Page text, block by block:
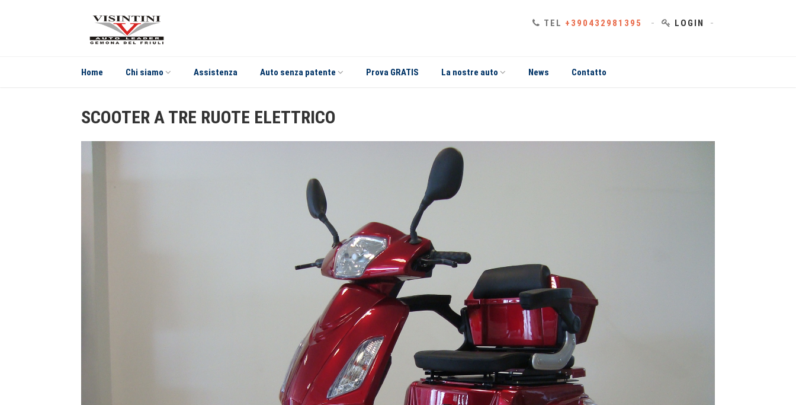
TEL +390432981395 LOGIN
Home Chi siamo Assistenza Auto senza patente Prova GRATIS La nostre auto News Contatto
SCOOTER A TRE RUOTE ELETTRICO